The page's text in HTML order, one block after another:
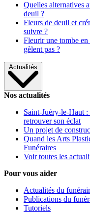
Quelles alternatives
deuil ?
Fleurs de deuil et
suivre ?
Fleurir une tombe
gèlent pas ?
Actualités
Nos actualités
Saint-Juéry-le-Haut
retrouver son éclat
Un projet de
Quand les Arts
Funéraires
Voir toutes les
Pour vous aider
Actualités du
Publications du
Tutoriels